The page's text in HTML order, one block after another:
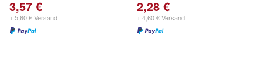
3,57 €
+ 5,60 € Versand
2,28 €
+ 4,60 € Versand